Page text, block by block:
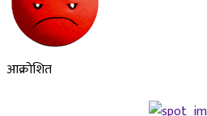
आक्रोशित